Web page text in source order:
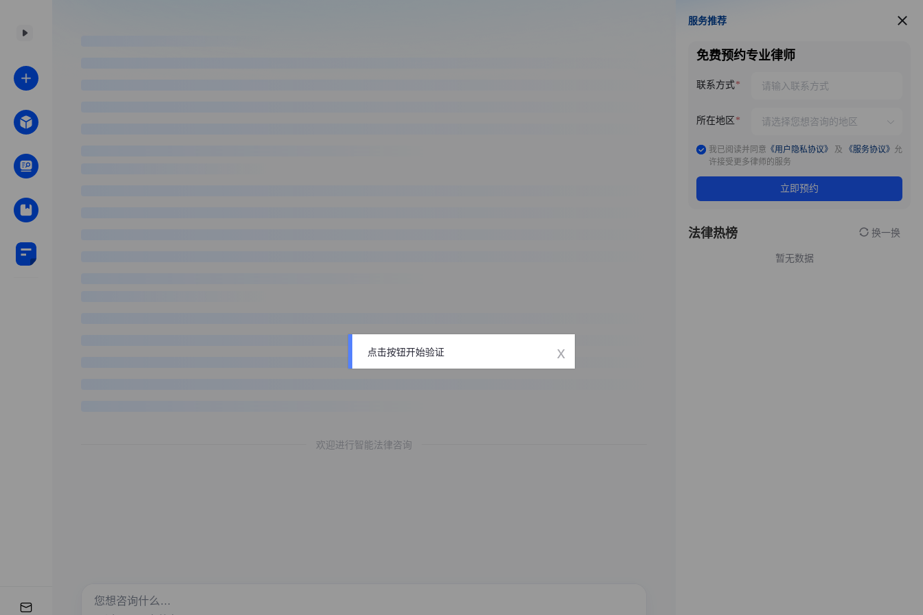
欢迎进行智能法律咨询
服务推荐
服务推荐
免费预约专业律师
联系方式
所在地区
我已阅读并同意 《用户隐私协议》 及 《服务协议》 允
许接受更多律师的服务
立即预约
法律热榜 换一换
暂无数据
点击按钮开始验证 x